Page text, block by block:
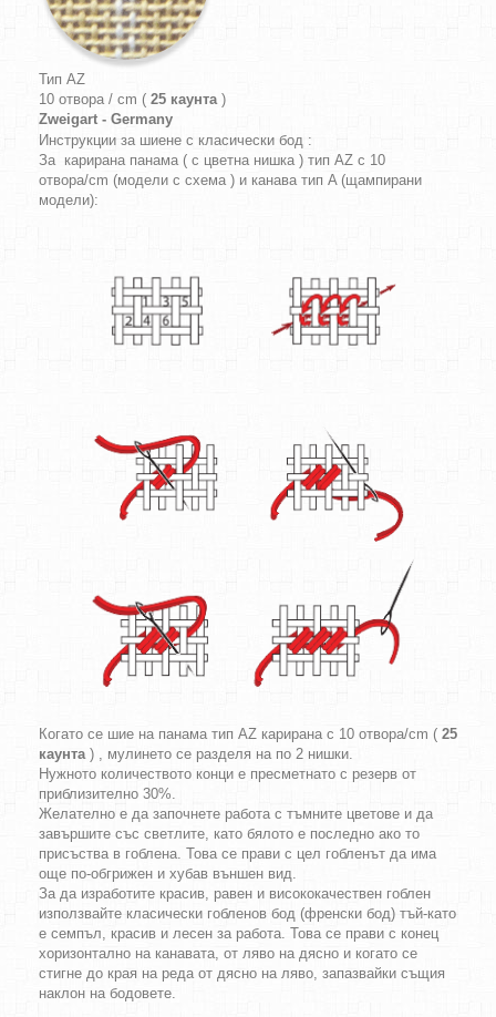
Тип AZ
10 отвора / cm ( 25 каунта)
Zweigart - Germany
Инструкции за шиене с класически бод :
За карирана панама ( с цветна нишка ) тип AZ с 10
отвора/cm (модели с схема ) и канава тип A (щампирани
модели):
Когато се шие на панама тип AZ карирана с 10 отвора/cm ( 25
каунта) , мулинето се разделя на по 2 нишки.
Нужното количеството конци е пресметнато с резерв от
приблизително 30%.
Желателно е да започнете работа с тъмните цветове и да
завършите със светлите, като бялото е последно ако то
присъства в гоблена. Това се прави с цел гобленът да има
още по-обгрижен и хубав външен вид.
За да изработите красив, равен и висококачествен гоблен
използвайте класически гобленов бод (френски бод) тъй-като
е семпъл, красив и лесен за работа. Това се прави с конец
хоризонтално на канавата, от ляво на дясно и когато се
стигне до края на реда от дясно на ляво, запазвайки същия
наклон на бодовете.